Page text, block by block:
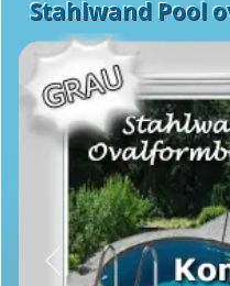
Stahlwand Pool
Previous